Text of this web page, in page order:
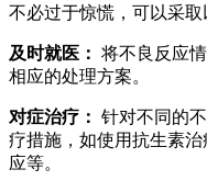
不必过于惊慌，可以采取
及时就医： 将不良反应
相应的处理方案。
对症治疗： 针对不同的
疗措施，如使用抗生素
应等。